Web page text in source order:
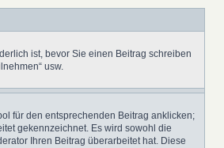
ist, bevor Sie einen Beitrag schreiben
usw.
für den entsprechenden Beitrag anklicken;
gekennzeichnet. Es wird sowohl die
Ihren Beitrag überarbeitet hat. Diese